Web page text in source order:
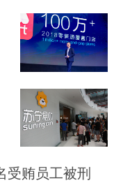
受贿员工被刑